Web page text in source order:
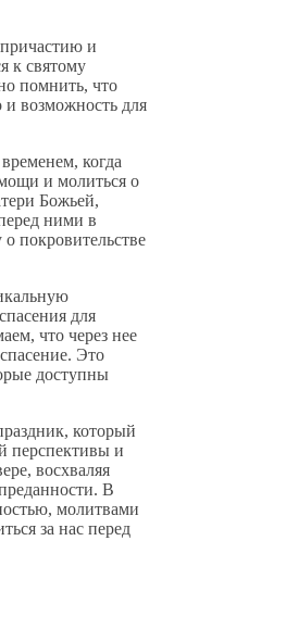
и
к святому
помнить, что
и возможность для
когда
и молиться о
Божьей,
ними в
покровительстве
для
что через нее
Это
доступны
который
перспективы и
восхваляя
В
молитвами
за нас перед